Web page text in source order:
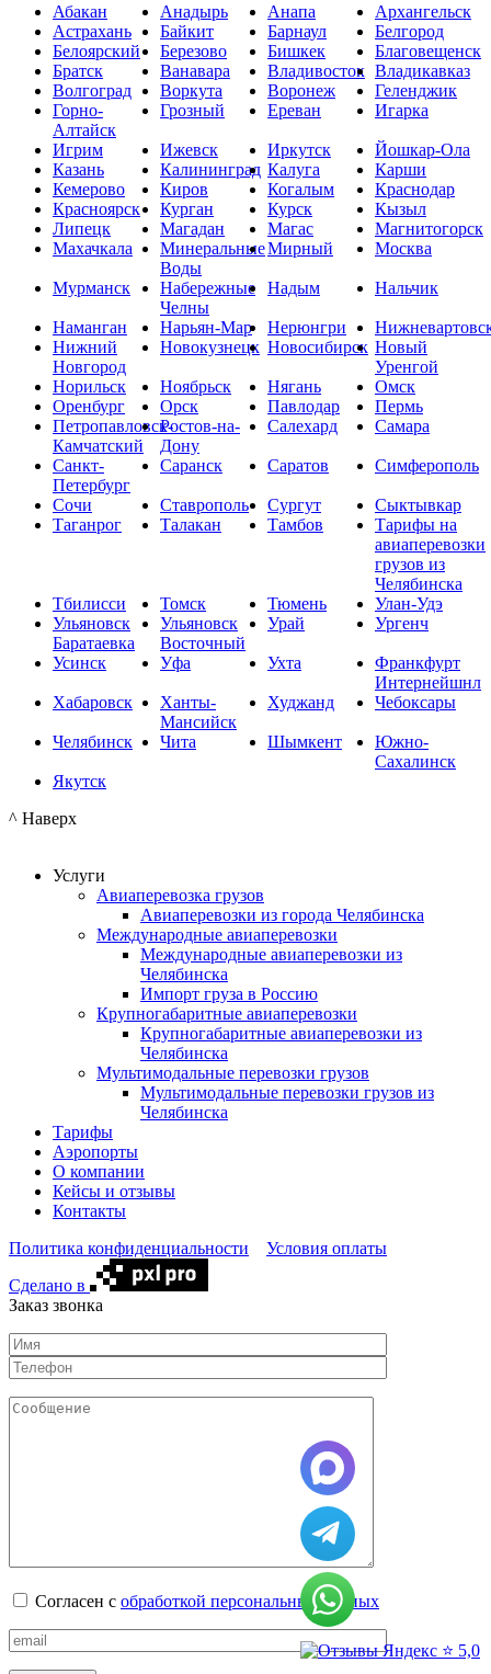
Абакан
Анадырь Анапа
Архангельск
Астрахань
Байкит Барнаул
Белгород
Белоярский
Березово Бишкек
Благовещенск
Братск
Ванавара Владивосток Владикавказ
Волгоград
Воркута Воронеж
Геленджик
Горно-
Алтайск
Грозный Ереван Игарка
Игрим Ижевск Иркутск
Йошкар-Ола
Казань
Калининград Калуга
Карши
Кемерово
Киров Когалым
Краснодар
Красноярск
Курган Курск
Кызыл
Липецк
Магадан Магас
Магнитогорск
Махачкала
Минеральные
Воды
Мирный Москва
Мурманск
Набережные
Челны
Надым Нальчик
Наманган Нарьян-Мар Нерюнгри
Нижний
Новгород
Новокузнецк Новосибирск Новый
Уренгой
Норильск
Ноябрьск Нягань
Омск
Оренбург
Орск Павлодар
Пермь
Петропавловск-
Камчатский
Ростов-на-
Дону
Салехард Самара
Санкт-
Петербург
Саранск Саратов Симферополь
Сочи Ставрополь Сургут
Сыктывкар
Таганрог
Талакан Тамбов
Тарифы на
авиаперевозки
грузов из
Челябинска
Тбилисси
Томск Тюмень
Улан-Удэ
Ульяновск
Баратаевка
Ульяновск
Восточный
Урай Ургенч
Усинск Уфа Ухта
Франкфурт
Интернейшнл
Хабаровск
Ханты-
Мансийск
Худжанд Чебоксары
Челябинск Чита Шымкент
Южно-
Сахалинск
Якутск
^ Наверх
Услуги
Авиаперевозка грузов
Авиаперевозки из города Челябинска
Международные авиаперевозки
Международные авиаперевозки из
Челябинска
Импорт груза в Россию
Крупногабаритные авиаперевозки
Крупногабаритные авиаперевозки из
Челябинска
Мультимодальные перевозки грузов
Мультимодальные перевозки грузов из
Челябинска
Тарифы
Аэропорты
О компании
Кейсы и отзывы
Контакты
Политика конфиденциальности
Условия оплаты
Сделано в
Заказ звонка
Согласен с обработкой персональных данных
⭐ 5,0